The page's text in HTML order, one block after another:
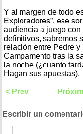
Y al margen de todo
Exploradores”, ese
audiencia a juego con
definitivos, sabremos
relación entre Pedre y
Campamento tras la
la noche (¿cuanto
Hagan sus apuestas).
< Prev
Escribir un